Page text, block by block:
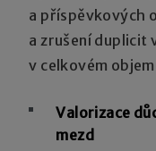
a příspěvkových
a zrušení duplicit
v celkovém
Valorizace
mezd